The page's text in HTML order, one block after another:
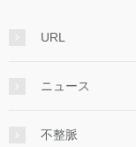
URL
ニュース
不整脈